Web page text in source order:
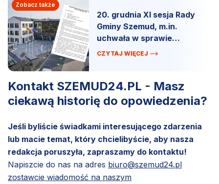
Zobacz także
20. grudnia XI sesja Rady
Gminy Szemud, m.in.
uchwała w sprawie
budżetu.
CZYTAJ WIĘCEJ
Kontakt SZEMUD24.PL - Masz
ciekawą historię do opowiedzenia?
Jeśli byliście świadkami interesującego zdarzenia
lub macie temat, który chcielibyście, aby nasza
redakcja poruszyła, zapraszamy do kontaktu!
Napiszcie do nas na adres biuro@szemud24.pl
zostawcie wiadomość na naszym